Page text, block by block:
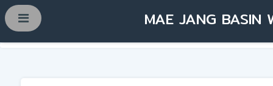
MAE JANG BASIN